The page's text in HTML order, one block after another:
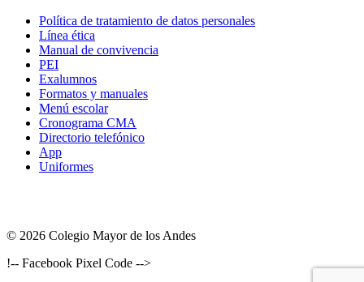
Política de tratamiento de datos personales
Línea ética
Manual de convivencia
PEI
Exalumnos
Formatos y manuales
Menú escolar
Cronograma CMA
Directorio telefónico
App
Uniformes
© 2026 Colegio Mayor de los Andes
!-- Facebook Pixel Code -->